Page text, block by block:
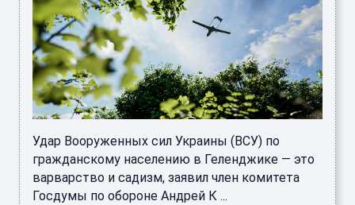
Удар Вооруженных сил Украины (ВСУ) по
гражданскому населению в Геленджике — это
варварство и садизм, заявил член комитета
Госдумы по обороне Андрей К ...